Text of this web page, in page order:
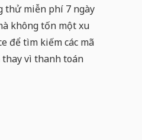
thử miễn phí 7 ngày
không tốn một xu
để tìm kiếm các mã
thay vì thanh toán